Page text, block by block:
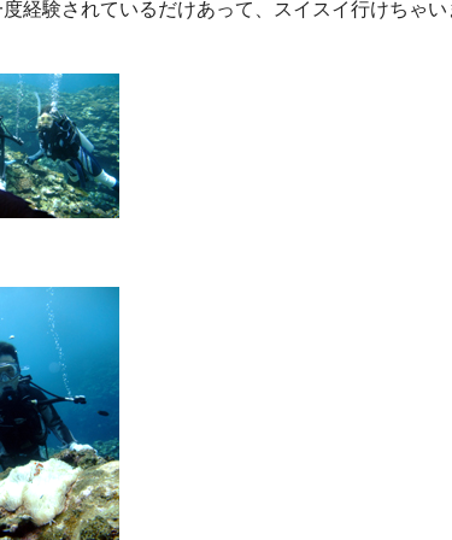
経験されているだけあって、スイスイ行けちゃい